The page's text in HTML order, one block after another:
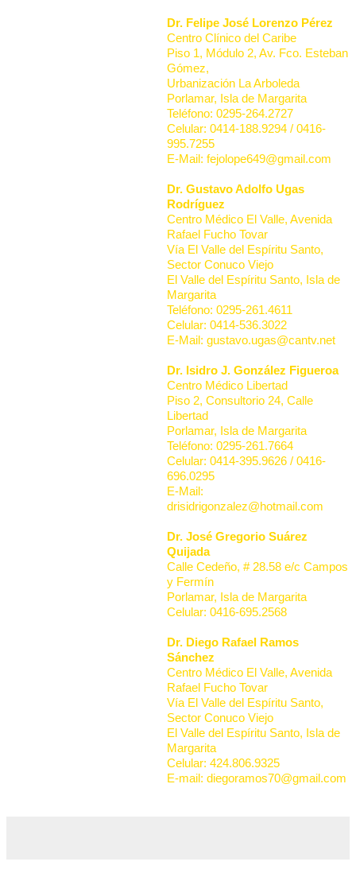
Dr. Felipe José Lorenzo Pérez
Centro Clínico del Caribe
Piso 1, Módulo 2, Av. Fco. Esteban
Gómez,
Urbanización La Arboleda
Porlamar, Isla de Margarita
Teléfono: 0295-264.2727
Celular: 0414-188.9294 / 0416-
995.7255
E-Mail: fejolope649@gmail.com
Dr. Gustavo Adolfo Ugas
Rodríguez
Centro Médico El Valle, Avenida
Rafael Fucho Tovar
Vía El Valle del Espíritu Santo,
Sector Conuco Viejo
El Valle del Espíritu Santo, Isla de
Margarita
Teléfono: 0295-261.4611
Celular: 0414-536.3022
E-Mail: gustavo.ugas@cantv.net
Dr. Isidro J. González Figueroa
Centro Médico Libertad
Piso 2, Consultorio 24, Calle
Libertad
Porlamar, Isla de Margarita
Teléfono: 0295-261.7664
Celular: 0414-395.9626 / 0416-
696.0295
E-Mail:
drisidrigonzalez@hotmail.com
Dr. José Gregorio Suárez
Quijada
Calle Cedeño, # 28.58 e/c Campos
y Fermín
Porlamar, Isla de Margarita
Celular: 0416-695.2568
Dr. Diego Rafael Ramos
Sánchez
Centro Médico El Valle, Avenida
Rafael Fucho Tovar
Vía El Valle del Espíritu Santo,
Sector Conuco Viejo
El Valle del Espíritu Santo, Isla de
Margarita
Celular: 424.806.9325
E-mail: diegoramos70@gmail.com